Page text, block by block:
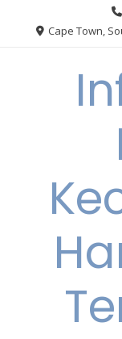
Cape Town,